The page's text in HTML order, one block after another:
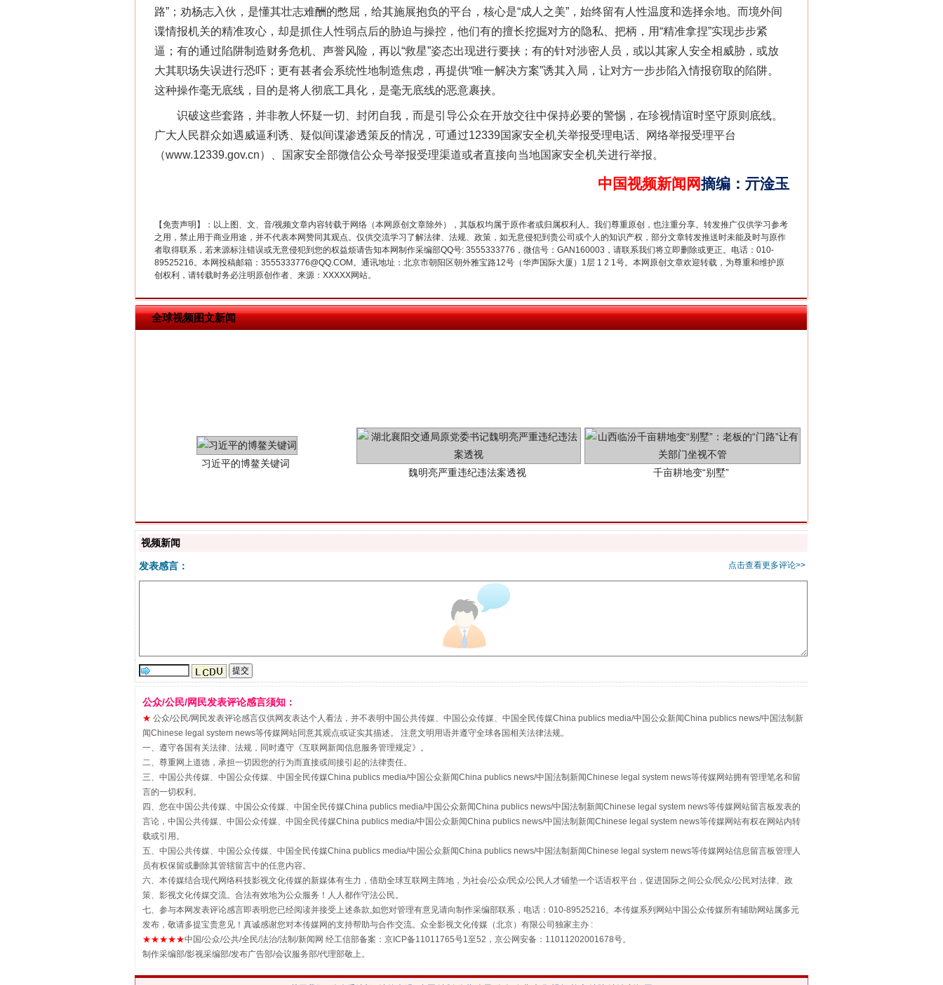
路”；劝杨志入伙，是懂其壮志难酬的憋屈，给其施展抱负的平台，核心是“成人之美”，始终留有人性温度和选择余地。而境外间
谍情报机关的精准攻心，却是抓住人性弱点后的胁迫与操控，他们有的擅长挖掘对方的隐私、把柄，用“精准拿捏”实现步步紧
逼；有的通过陷阱制造财务危机、声誉风险，再以“救星”姿态出现进行要挟；有的针对涉密人员，或以其家人安全相威胁，或放
大其职场失误进行恐吓；更有甚者会系统性地制造焦虑，再提供“唯一解决方案”诱其入局，让对方一步步陷入情报窃取的陷阱。
这种操作毫无底线，目的是将人彻底工具化，是毫无底线的恶意裹挟。
识破这些套路，并非教人怀疑一切、封闭自我，而是引导公众在开放交往中保持必要的警惕，在珍视情谊时坚守原则底线。
广大人民群众如遇威逼利诱、疑似间谍渗透策反的情况，可通过12339国家安全机关举报受理电话、网络举报受理平台
（www.12339.gov.cn）、国家安全部微信公众号举报受理渠道或者直接向当地国家安全机关进行举报。
中国视频新闻网摘编 ： 亓淦玉
【免责声明】：以上图、文、音/视频文章内容转载于网络（本网原创文章除外），其版权均属于原作者或归属权利人。我们尊重原创，也注重分享。转发推广仅供学习参考
之用，禁止用于商业用途，并不代表本网赞同其观点。仅供交流学习了解法律、法规、政策，如无意侵犯到贵公司或个人的知识产权，部分文章转发推送时未能及时与原作
者取得联系，若来源标注错误或无意侵犯到您的权益烦请告知本网制作采编部QQ号: 3555333776，微信号：GAN160003，请联系我们将立即删除或更正。电话：010-
89525216。本网投稿邮箱：3555333776@QQ.COM。通讯地址：北京市朝阳区朝外雅宝路12号（华声国际大厦）1层 1 2 1号。本网原创文章欢迎转载，为尊重和维护原
创权利，请转载时务必注明原创作者、来源：XXXXX网站。
全球视频图文新闻
这是一记警钟！ 谢谢有你温暖了四季 法官巧妙执行解纠纷
新中国诞生的见证
揭批美国五大"原罪"
解纷+调解+退费，一次搞定
珠宝鉴定乱象
视频新闻
点击查看更多评论>>
发表感言：
公众/公民/网民发表评论感言须知：
★ 公众/公民/网民发表评论感言仅供网友表达个人看法，并不表明中国公共传媒、中国公众传媒、中国全民传媒China publics media/中国公众新闻China publics news/中国法制新
闻Chinese legal system news等传媒网站同意其观点或证实其描述。 注意文明用语并遵守全球各国相关法律法规。
一、遵守各国有关法律、法规，同时遵守《互联网新闻信息服务管理规定》。
二、尊重网上道德，承担一切因您的行为而直接或间接引起的法律责任。
三、中国公共传媒、中国公众传媒、中国全民传媒China publics media/中国公众新闻China publics news/中国法制新闻Chinese legal system news等传媒网站拥有管理笔名和留
言的一切权利。
四、您在中国公共传媒、中国公众传媒、中国全民传媒China publics media/中国公众新闻China publics news/中国法制新闻Chinese legal system news等传媒网站留言板发表的
言论，中国公共传媒、中国公众传媒、中国全民传媒China publics media/中国公众新闻China publics news/中国法制新闻Chinese legal system news等传媒网站有权在网站内转
载或引用。
五、中国公共传媒、中国公众传媒、中国全民传媒China publics media/中国公众新闻China publics news/中国法制新闻Chinese legal system news等传媒网站信息留言板管理人
员有权保留或删除其管辖留言中的任意内容。
六、本传媒结合现代网络科技影视文化传媒的新媒体有生力，借助全球互联网主阵地，为社会/公众/民众/公民人才铺垫一个话语权平台，促进国际之间公众/民众/公民对法律、政
策、影视文化传媒交流。合法有效地为公众服务！人人都作守法公民。
七、参与本网发表评论感言即表明您已经阅读并接受上述条款,如您对管理有意见请向制作采编部联系，电话：010-89525216。本传媒系列网站中国公众传媒所有辅助网站属多元
发布，敬请多提宝贵意见！真诚感谢您对本传媒网的支持帮助与合作交流。众全影视文化传媒（北京）有限公司独家主办 :
★★★★★中国/公众/公共/全民/法治/法制/新闻网 经工信部备案：京ICP备11011765号1至52，京公网安备：11011202001678号。
制作采编部/影视采编部/发布广告部/会议服务部/代理部敬上。